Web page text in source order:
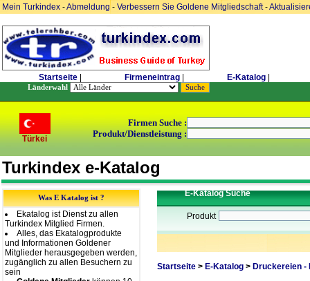
Mein Turkindex -Abmeldung- Verbessern Sie Goldene Mitgliedschaft-
Startseite Firmeneintrag E-Katalog
Länderwahl
Türkei
Firmen Suche :
Produkt/Dienstleistung :
Turkindex e-Katalog
Was E Katalog ist ?
Ekatalog ist Dienst zu allen
Turkindex Mitglied Firmen.
Alles, das Ekatalogprodukte
und Informationen Goldener
Mitglieder herausgegeben werden,
zugänglich zu allen Besuchern zu
sein
E-Katalog Suche
Produkt
Startseite > E-Katalog> Druckereien -